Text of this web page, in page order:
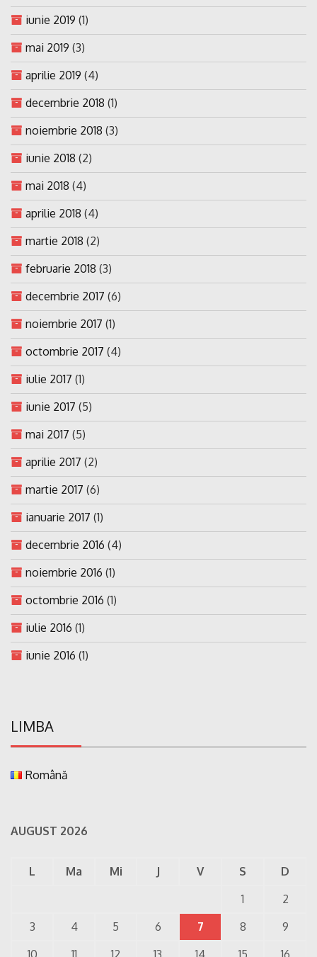
iunie 2019 (1)
mai 2019 (3)
aprilie 2019 (4)
decembrie 2018 (1)
noiembrie 2018 (3)
iunie 2018 (2)
mai 2018 (4)
aprilie 2018 (4)
martie 2018 (2)
februarie 2018 (3)
decembrie 2017 (6)
noiembrie 2017 (1)
octombrie 2017 (4)
iulie 2017 (1)
iunie 2017 (5)
mai 2017 (5)
aprilie 2017 (2)
martie 2017 (6)
ianuarie 2017 (1)
decembrie 2016 (4)
noiembrie 2016 (1)
octombrie 2016 (1)
iulie 2016 (1)
iunie 2016 (1)
LIMBA
Română
AUGUST 2026
L Ma Mi J V S
D
1
2
3
4 5 6 7 8
9